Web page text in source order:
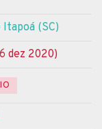
(SC)
dez 2020)